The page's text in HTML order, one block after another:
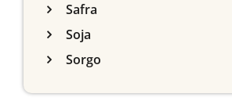
Safra
Soja
Sorgo